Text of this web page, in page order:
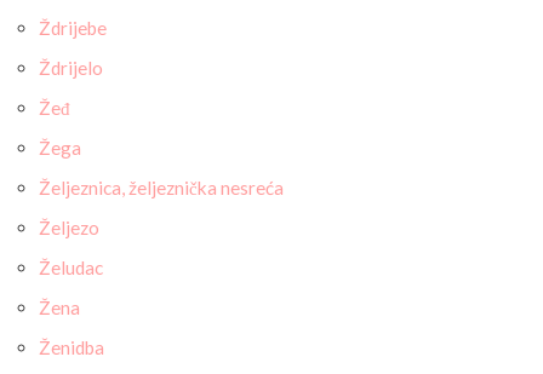
Ždrijebe
Ždrijelo
Žeđ
Žega
Željeznica, željeznička nesreća
Željezo
Želudac
Žena
Ženidba